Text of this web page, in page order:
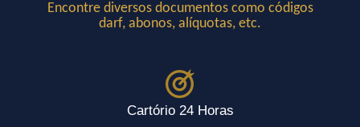
Encontre diversos documentos como códigos
darf, abonos, alíquotas, etc.
Cartório 24 Horas